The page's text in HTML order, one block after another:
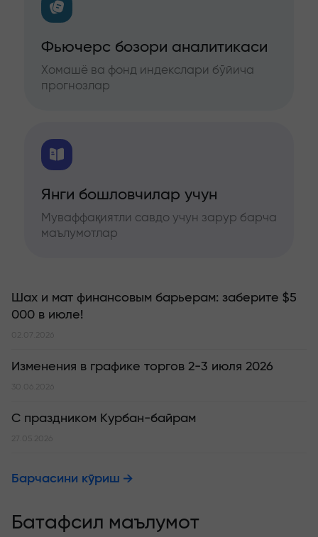
Фьючерс бозори аналитикаси
Хомашё ва фонд индекслари бўйича
прогнозлар
Янги бошловчилар учун
Муваффақиятли савдо учун зарур барча
маълумотлар
Шах и мат финансовым барьерам: заберите $5
000 в июле!
02.07.2026
Изменения в графике торгов 2-3 июля 2026
30.06.2026
С праздником Курбан-байрам
27.05.2026
Барчасини кўриш
Батафсил маълумот